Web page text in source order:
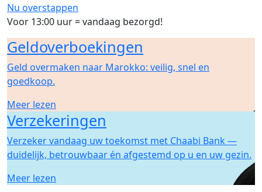
Nu overstappen
Voor 13:00 uur = vandaag bezorgd!
Geldoverboekingen
Geld overmaken naar Marokko: veilig, snel en
goedkoop.
Meer lezen
Verzekeringen
Verzeker vandaag uw toekomst met Chaabi Bank —
duidelijk, betrouwbaar én afgestemd op u en uw gezin.
Meer lezen